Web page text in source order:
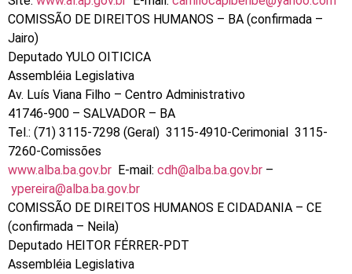
COMISSÃO DE DIREITOS HUMANOS – BA (confirmada –
Jairo)
Deputado YULO OITICICA
Assembléia Legislativa
Av. Luís Viana Filho – Centro Administrativo
41746-900 – SALVADOR – BA
Tel.: (71) 3115-7298 (Geral) 3115-4910-Cerimonial 3115-
7260-Comissões
www.alba.ba.gov.br E-mail: cdh@alba.ba.gov.br –
ypereira@alba.ba.gov.br
COMISSÃO DE DIREITOS HUMANOS E CIDADANIA – CE
(confirmada – Neila)
Deputado HEITOR FÉRRER-PDT
Assembléia Legislativa